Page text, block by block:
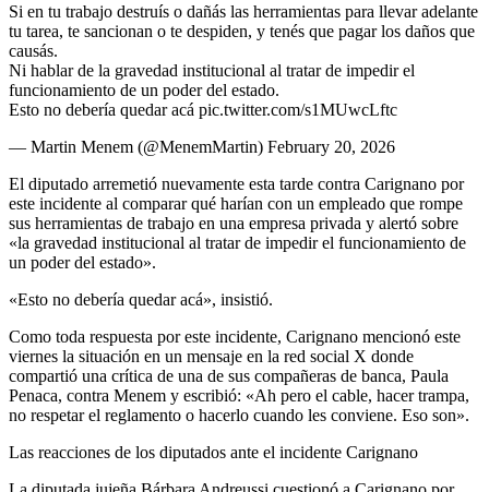
Si en tu trabajo destruís o dañás las herramientas para llevar adelante
tu tarea, te sancionan o te despiden, y tenés que pagar los daños que
causás.
Ni hablar de la gravedad institucional al tratar de impedir el
funcionamiento de un poder del estado.
Esto no debería quedar acá pic.twitter.com/s1MUwcLftc
— Martin Menem (@MenemMartin) February 20, 2026
El diputado arremetió nuevamente esta tarde contra Carignano por
este incidente al comparar qué harían con un empleado que rompe
sus herramientas de trabajo en una empresa privada y alertó sobre
«la gravedad institucional al tratar de impedir el funcionamiento de
un poder del estado».
«Esto no debería quedar acá», insistió.
Como toda respuesta por este incidente, Carignano mencionó este
viernes la situación en un mensaje en la red social X donde
compartió una crítica de una de sus compañeras de banca, Paula
Penaca, contra Menem y escribió: «Ah pero el cable, hacer trampa,
no respetar el reglamento o hacerlo cuando les conviene. Eso son».
Las reacciones de los diputados ante el incidente Carignano